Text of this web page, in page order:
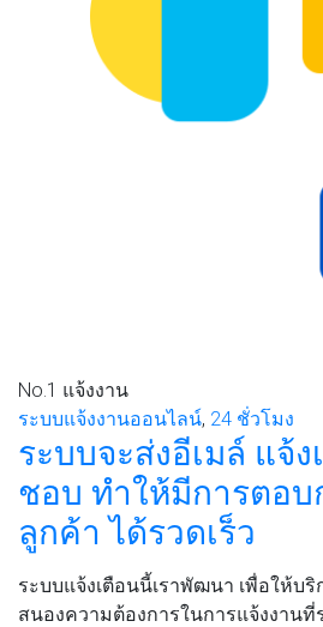
No.1 แจ้งงาน
ระบบแจ้งงานออนไลน์, 24 ชั่วโมง
ระบบจะส่งอีเมล์ แจ้
ชอบ ทำให้มีการตอ
ลูกค้า ได้รวดเร็ว
ระบบแจ้งเตือนนี้เราพัฒนา เพื่อให้บ
สนองความต้องการในการแจ้งงานที่